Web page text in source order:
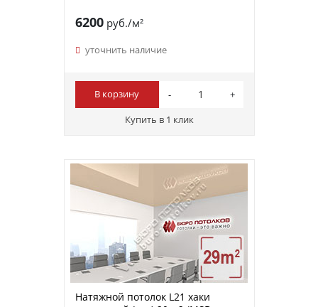
6200руб./м²
уточнить наличие
В корзину
Купить в 1 клик
Натяжной потолок L21 хаки